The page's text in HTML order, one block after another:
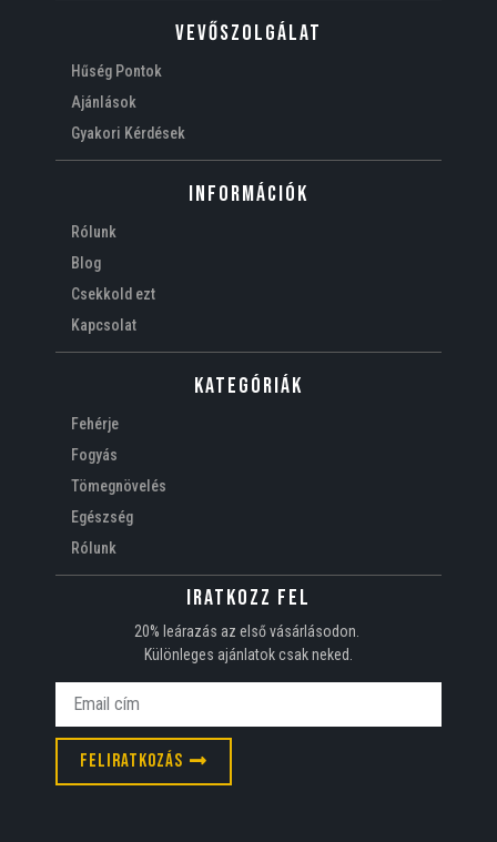
VEVŐSZOLGÁLAT
Hűség Pontok
Ajánlások
Gyakori Kérdések
Információk
Rólunk
Blog
Csekkold ezt
Kapcsolat
Kategóriák
Fehérje
Fogyás
Tömegnövelés
Egészség
Rólunk
Iratkozz fel
20% leárazás az első vásárlásodon.
Különleges ajánlatok csak neked.
Feliratkozás